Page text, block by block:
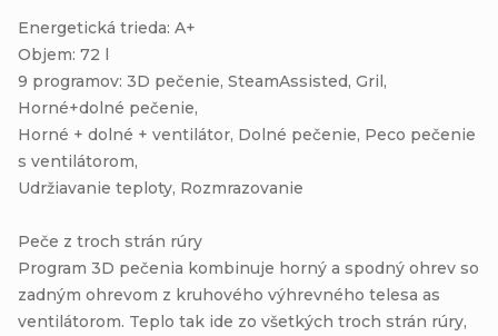
Energetická trieda: A+
Objem: 72 l
9 programov: 3D pečenie, SteamAssisted, Gril,
Horné+dolné pečenie,
Horné + dolné + ventilátor, Dolné pečenie, Peco pečenie
s ventilátorom,
Udržiavanie teploty, Rozmrazovanie
Peče z troch strán rúry
Program 3D pečenia kombinuje horný a spodný ohrev so
zadným ohrevom z kruhového výhrevného telesa as
ventilátorom. Teplo tak ide zo všetkých troch strán rúry,